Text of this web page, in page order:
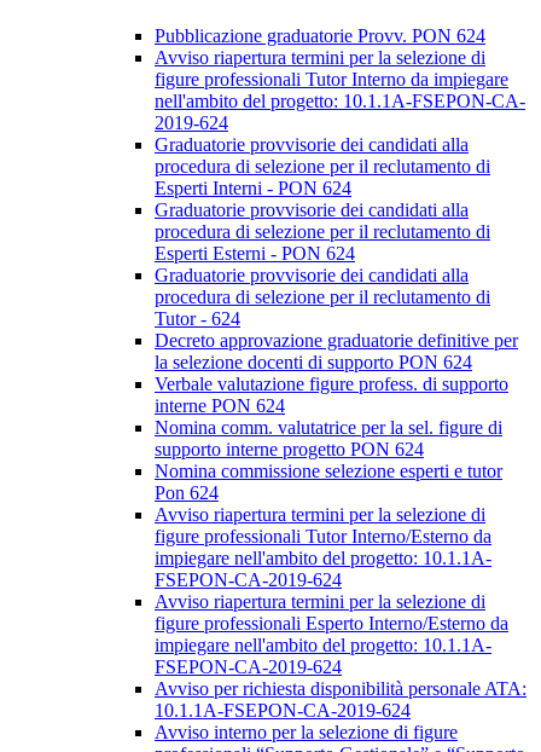
Pubblicazione graduatorie Provv. PON 624
Avviso riapertura termini per la selezione di
figure professionali Tutor Interno da impiegare
nell'ambito del progetto: 10.1.1A-FSEPON-CA-
2019-624
Graduatorie provvisorie dei candidati alla
procedura di selezione per il reclutamento di
Esperti Interni - PON 624
Graduatorie provvisorie dei candidati alla
procedura di selezione per il reclutamento di
Esperti Esterni - PON 624
Graduatorie provvisorie dei candidati alla
procedura di selezione per il reclutamento di
Tutor - 624
Decreto approvazione graduatorie definitive per
la selezione docenti di supporto PON 624
Verbale valutazione figure profess. di supporto
interne PON 624
Nomina comm. valutatrice per la sel. figure di
supporto interne progetto PON 624
Nomina commissione selezione esperti e tutor
Pon 624
Avviso riapertura termini per la selezione di
figure professionali Tutor Interno/Esterno da
impiegare nell'ambito del progetto: 10.1.1A-
FSEPON-CA-2019-624
Avviso riapertura termini per la selezione di
figure professionali Esperto Interno/Esterno da
impiegare nell'ambito del progetto: 10.1.1A-
FSEPON-CA-2019-624
Avviso per richiesta disponibilità personale ATA:
10.1.1A-FSEPON-CA-2019-624
Avviso interno per la selezione di figure